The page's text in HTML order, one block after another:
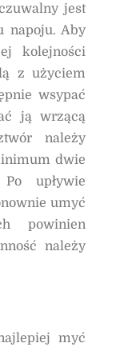
jest
napoju. Aby
kolejności
z użyciem
wsypać
ją wrzącą
należy
dwie
upływie
umyć
powinien
należy
myć